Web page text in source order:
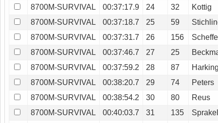
8700M-SURVIVAL
00:37:17.9 24 32
Kottig
8700M-SURVIVAL
00:37:18.7 25 59
8700M-SURVIVAL
00:37:31.7 26 156
8700M-SURVIVAL
00:37:46.7 27 25
8700M-SURVIVAL
00:37:59.2 28 87
8700M-SURVIVAL
00:38:20.7 29 74
Peters
8700M-SURVIVAL
00:38:54.2 30 80
Reus
8700M-SURVIVAL
00:40:03.7 31 135